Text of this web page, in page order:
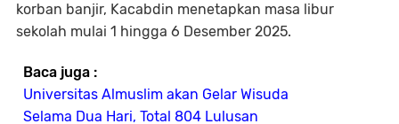
korban banjir, Kacabdin menetapkan masa libur
sekolah mulai 1 hingga 6 Desember 2025.
Baca juga :
Universitas Almuslim akan Gelar Wisuda
Selama Dua Hari, Total 804 Lulusan